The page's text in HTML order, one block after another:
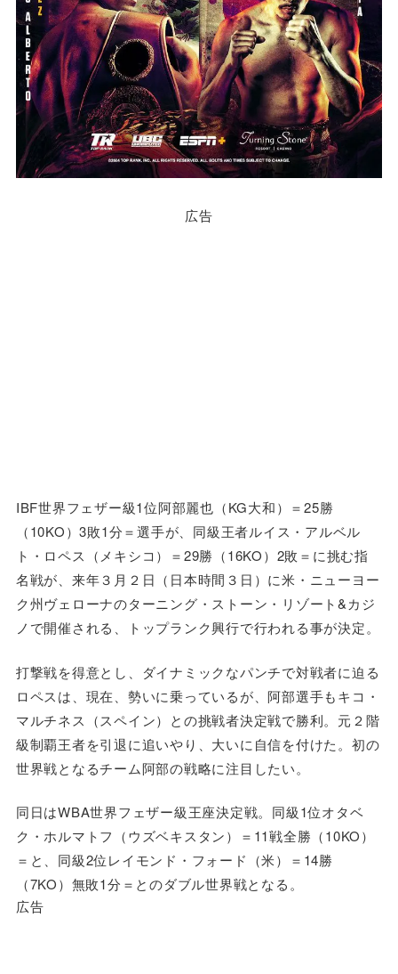
広告
IBF世界フェザー級1位阿部麗也（KG大和）＝25勝
（10KO）3敗1分＝選手が、同級王者ルイス・アルベル
ト・ロペス（メキシコ）＝29勝（16KO）2敗＝に挑む指
名戦が、来年３月２日（日本時間３日）に米・ニューヨー
ク州ヴェローナのターニング・ストーン・リゾート&カジ
ノで開催される、トップランク興行で行われる事が決定。
打撃戦を得意とし、ダイナミックなパンチで対戦者に迫る
ロペスは、現在、勢いに乗っているが、阿部選手もキコ・
マルチネス（スペイン）との挑戦者決定戦で勝利。元２階
級制覇王者を引退に追いやり、大いに自信を付けた。初の
世界戦となるチーム阿部の戦略に注目したい。
同日はWBA世界フェザー級王座決定戦。同級1位オタベ
ク・ホルマトフ（ウズベキスタン）＝11戦全勝（10KO）
＝と、同級2位レイモンド・フォード（米）＝14勝
（7KO）無敗1分＝とのダブル世界戦となる。
広告